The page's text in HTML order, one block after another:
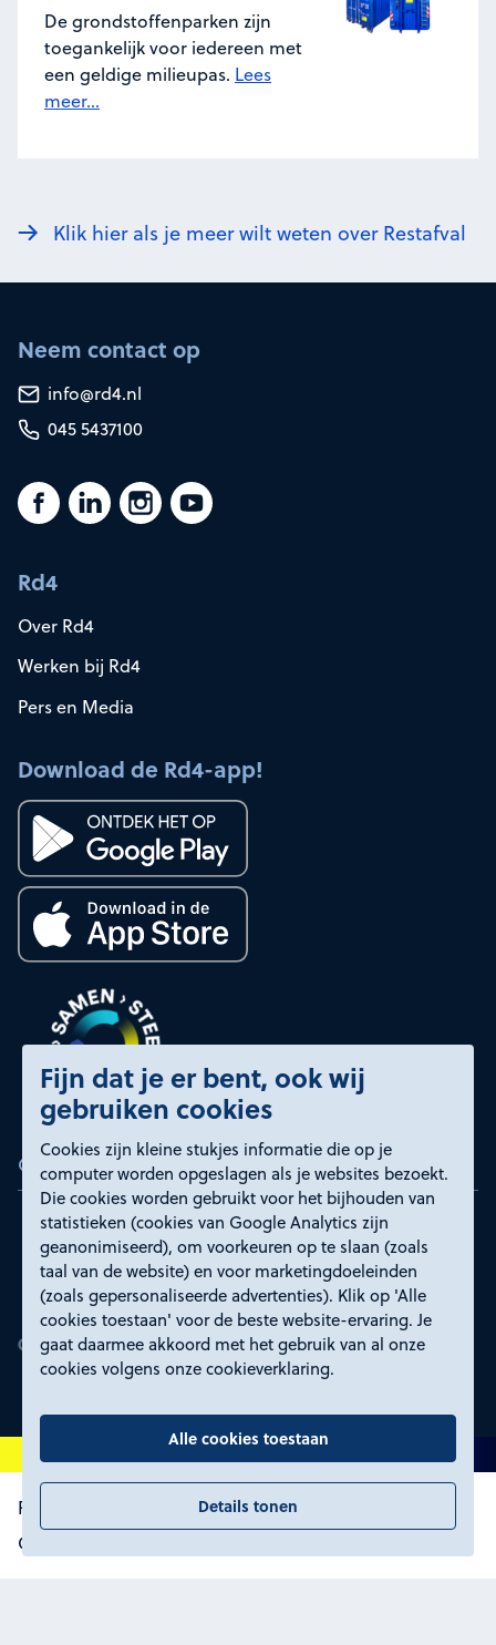
Fijn dat je er bent, ook wij
gebruiken cookies
Cookies zijn kleine stukjes informatie die op je
computer worden opgeslagen als je websites bezoekt.
Die cookies worden gebruikt voor het bijhouden van
statistieken (cookies van Google Analytics zijn
geanonimiseerd), om voorkeuren op te slaan (zoals
taal van de website) en voor marketingdoeleinden
(zoals gepersonaliseerde advertenties). Klik op 'Alle
cookies toestaan' voor de beste website-ervaring. Je
gaat daarmee akkoord met het gebruik van al onze
cookies volgens onze cookieverklaring.
Alle cookies toestaan
Details tonen
De grondstoffenparken zijn
toegankelijk voor iedereen met
een geldige milieupas. Lees
meer...
Klik hier als je meer wilt weten over Restafval
Neem contact op
info@rd4.nl
045 5437100
Rd4
Over Rd4
Werken bij Rd4
Pers en Media
Download de Rd4-app!
Certificeringen
Proclaimer en toegankelijkheid
Privacyverklaring
Certificeringen